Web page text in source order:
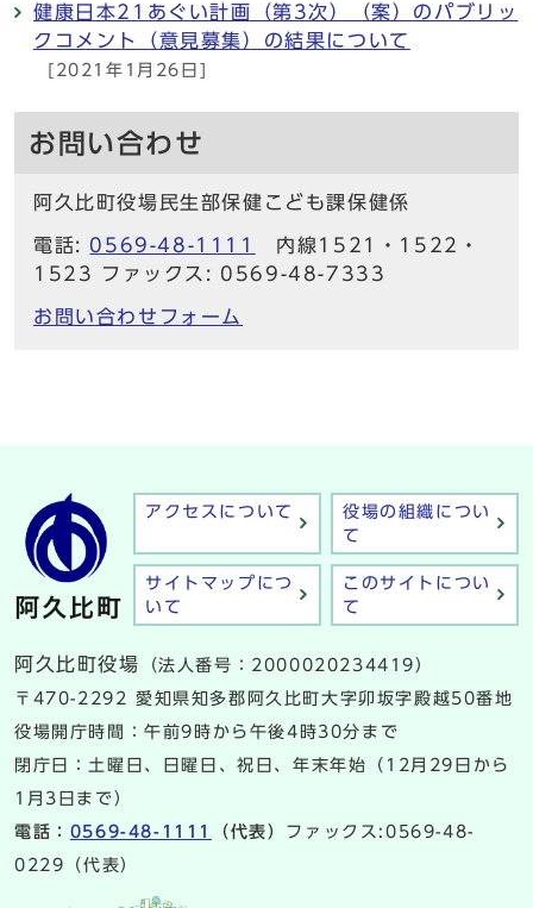
健康日本21あぐい計画（第3次）（案）のパブリッ
クコメント（意見募集）の結果について
[2021年1月26日]
お問い合わせ
阿久比町役場民生部保健こども課保健係
電話: 0569-48-1111
内線1521・1522・
1523 ファックス: 0569-48-7333
お問い合わせフォーム
アクセスについて
役場の組織につい
て
サイトマップにつ
いて
このサイトについ
て
阿久比町役場
（法人番号：2000020234419）
〒470-2292 愛知県知多郡阿久比町大字卯坂字殿越50番地
役場開庁時間：午前9時から午後4時30分まで
閉庁日：土曜日、日曜日、祝日、年末年始（12月29日から
1月3日まで）
電話： 0569-48-1111 （代表） ファックス:0569-48-
0229（代表）